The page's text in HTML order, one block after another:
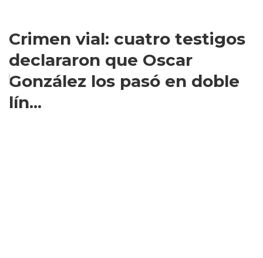
Crimen vial: cuatro testigos
declararon que Oscar
González los pasó en doble
lín...